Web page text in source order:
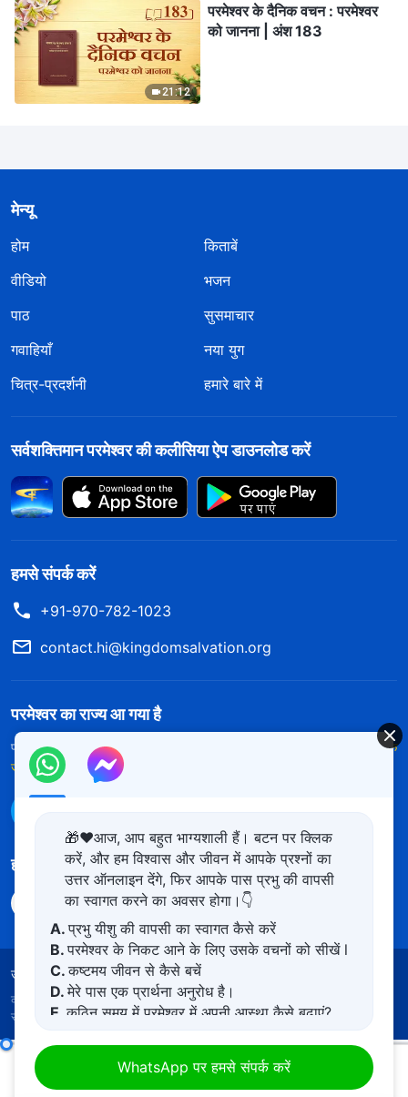
21:12
परमेश्वर के दैनिक वचन : परमेश्वर
को जानना | अंश 183
मेन्यू
होम
किताबें
वीडियो
भजन
पाठ
सुसमाचार
गवाहियाँ
नया युग
चित्र-प्रदर्शनी
हमारे बारे में
सर्वशक्तिमान परमेश्वर की कलीसिया ऐप डाउनलोड करें
हमसे संपर्क करें
+91-970-782-1023
contact.hi@kingdomsalvation.org
परमेश्वर का राज्य आ गया है
परमेश्वर का राज्य पृथ्वी पर आ गया है! क्या आप इसमें प्रवेश करना चाहते हैं?
और अधिक
जानें
हमारा अनुसरण करें
उपयोग की शर्तें गोपनीयता नीत साभार
कॉपीराइट © 2026 सर्वशक्तिमान परमेश्वर की कलीसिया।
सुरक्षित।
🎁❤️आज, आप बहुत भाग्यशाली हैं। बटन पर क्लिक
करें, और हम विश्वास और जीवन में आपके प्रश्नों का
उत्तर ऑनलाइन देंगे, फिर आपके पास प्रभु की वापसी
का स्वागत करने का अवसर होगा।👇
A.प्रभु यीशु की वापसी का स्वागत कैसे करें
B.परमेश्वर के निकट आने के लिए उसके वचनों को सीखें l
C.कष्टमय जीवन से कैसे बचें
D.मेरे पास एक प्रार्थना अनुरोध है।
E.कठिन समय में परमेश्वर में अपनी आस्था कैसे बढ़ाएं?
WhatsApp पर हमसे संपर्क करें
परमेश्वर के दैनिक वचन : देहधारण | अंश 140